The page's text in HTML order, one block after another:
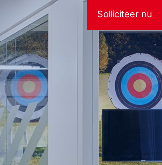
Solliciteer nu